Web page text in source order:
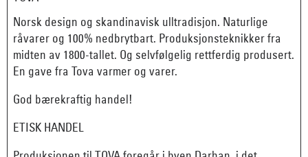
Norsk design og skandinavisk ulltradisjon. Naturlige
råvarer og 100% nedbrytbart. Produksjonsteknikker fra
midten av 1800-tallet. Og selvfølgelig rettferdig produsert.
En gave fra Tova varmer og varer.
God bærekraftig handel!
ETISK HANDEL